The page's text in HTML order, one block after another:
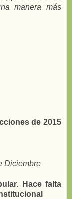
manera más
de 2015
Diciembre
Hace falta